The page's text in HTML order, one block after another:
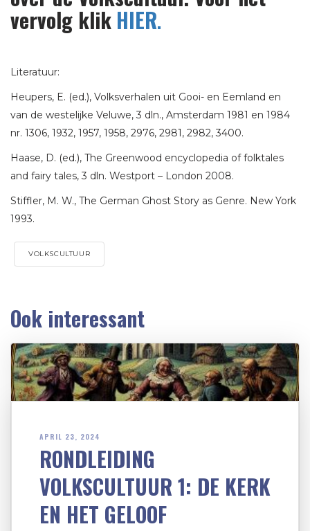
vervolg klik HIER.
Literatuur:
Heupers, E. (ed.), Volksverhalen uit Gooi- en Eemland en
van de westelijke Veluwe, 3 dln., Amsterdam 1981 en 1984
nr. 1306, 1932, 1957, 1958, 2976, 2981, 2982, 3400.
Haase, D. (ed.), The Greenwood encyclopedia of folktales
and fairy tales, 3 dln. Westport – London 2008.
Stiffler, M. W., The German Ghost Story as Genre. New York
1993.
VOLKSCULTUUR
Ook interessant
APRIL 23, 2024
RONDLEIDING
VOLKSCULTUUR 1: DE KERK
EN HET GELOOF